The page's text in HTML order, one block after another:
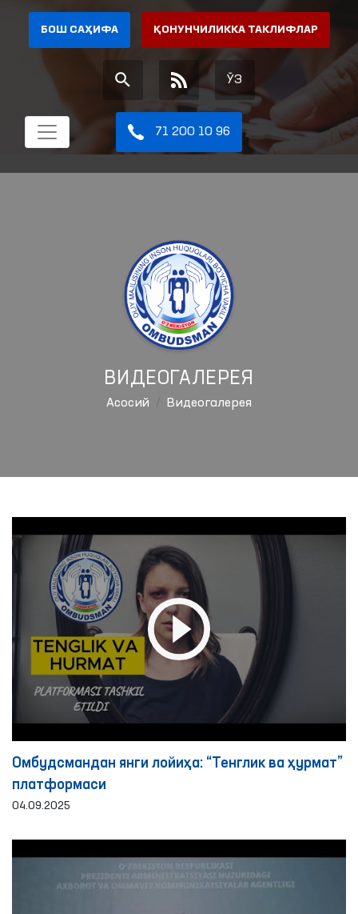
БОШ САҲИФА ҚОНУНЧИЛИККА ТАКЛИФЛАР
ЎЗ
71 200 10 96
ВИДЕОГАЛЕРЕЯ
Aсосий Видеогалерея
Омбудсмандан янги лойиҳа: “Тенглик ва ҳурмат”
платформаси
04.09.2025